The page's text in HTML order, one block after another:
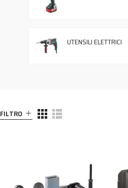
UTENSILI ELETTRICI
FILTRO